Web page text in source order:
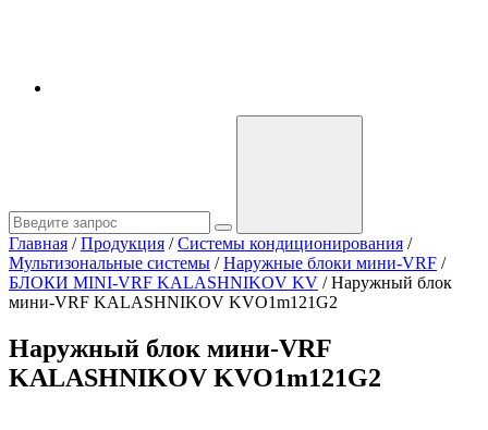
Главная / Продукция / Системы кондиционирования /
Мультизональные системы / Наружные блоки мини-VRF /
БЛОКИ MINI-VRF KALASHNIKOV KV /Наружный блок
мини-VRF KALASHNIKOV KVO1m121G2
Наружный блок мини-VRF
KALASHNIKOV KVO1m121G2